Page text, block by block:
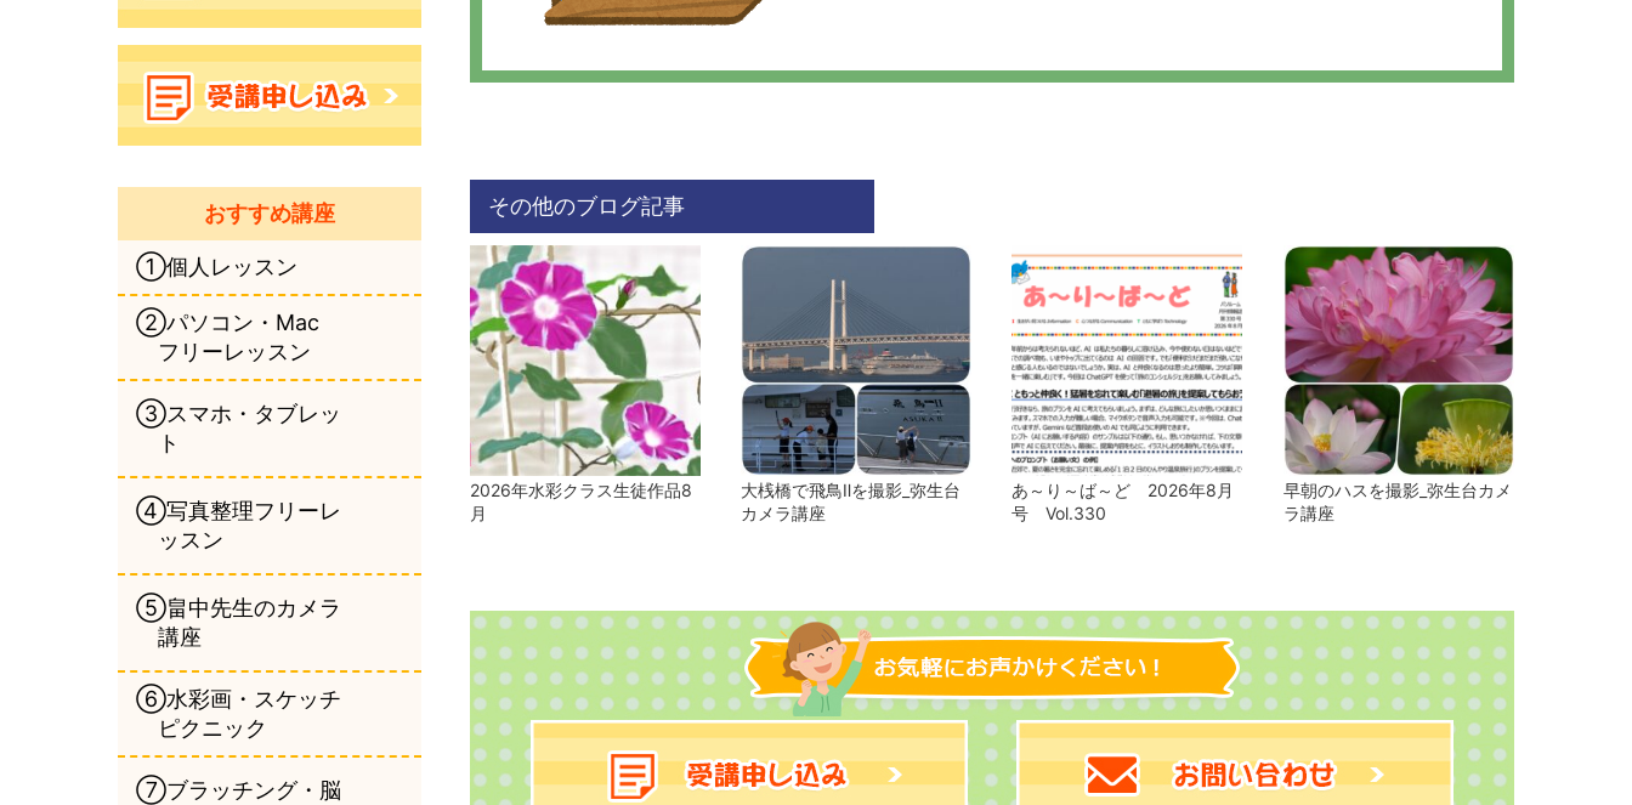
その他のブログ記事
2026年水彩クラス生徒作品8
月
大桟橋で飛鳥Ⅱを撮影_弥生台
カメラ講座
あ～り～ば～ど 2026年8月
号 Vol.330
早朝のハスを撮影_弥生台カメ
ラ講座
おすすめ講座
①個人レッスン
②パソコン・Mac
フリーレッスン
③スマホ・タブレッ
ト
④写真整理フリーレ
ッスン
⑤畠中先生のカメラ
講座
⑥水彩画・スケッチ
ピクニック
⑦ブラッチング・脳